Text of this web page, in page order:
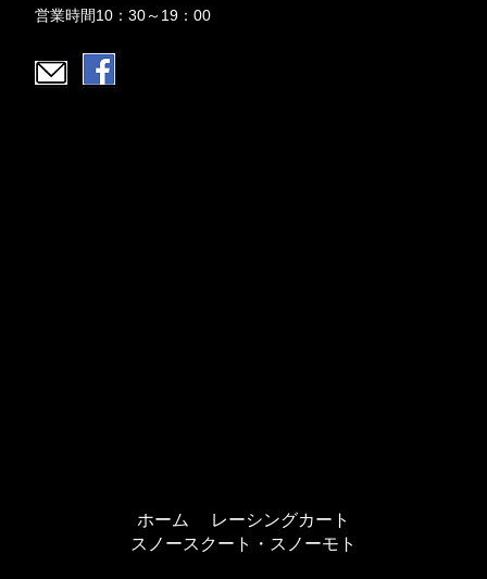
営業時間10：30～19：00
ホーム
レーシングカート
スノースクート・スノーモト